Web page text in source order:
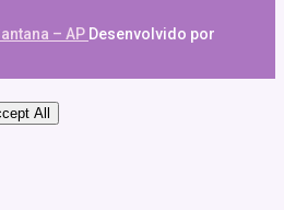
Desenvolvido por
All